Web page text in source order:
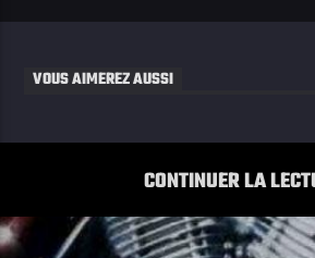
VOUS AIMEREZ AUSSI
CONTINUER LA